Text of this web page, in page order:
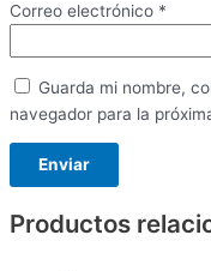
Correo electrónico *
Guarda mi nombre,
navegador para la
Productos